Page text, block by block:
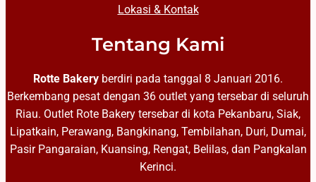
Lokasi & Kontak
Tentang Kami
Rotte Bakery berdiri pada tanggal 8 Januari 2016.
Berkembang pesat dengan 36 outlet yang tersebar di seluruh
Riau. Outlet Rote Bakery tersebar di kota Pekanbaru, Siak,
Lipatkain, Perawang, Bangkinang, Tembilahan, Duri, Dumai,
Pasir Pangaraian, Kuansing, Rengat, Belilas, dan Pangkalan
Kerinci.